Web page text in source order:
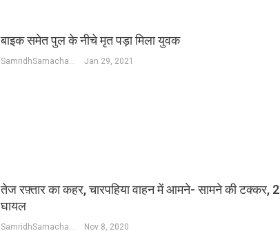
बाइक समेत पुल के नीचे मृत पड़ा मिला युवक
SamridhSamachar Desk Jan 29, 2021
तेज रफ़्तार का कहर, चारपहिया वाहन में आमने- सामने की टक्कर, 2
घायल
SamridhSamachar Desk Nov 8, 2020